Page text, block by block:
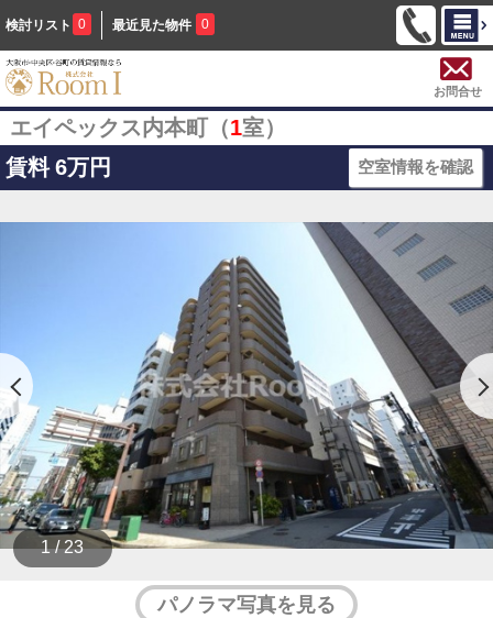
検討リスト 0 最近見た物件 0
お問合せ
エイペックス内本町（1室）
賃料 6万円 空室情報を確認
1 / 23
パノラマ写真を見る